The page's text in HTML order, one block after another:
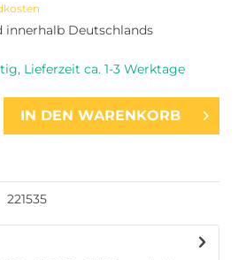
innerhalb Deutschlands
Lieferzeit ca. 1-3 Werktage
IN DEN WARENKORB
221535